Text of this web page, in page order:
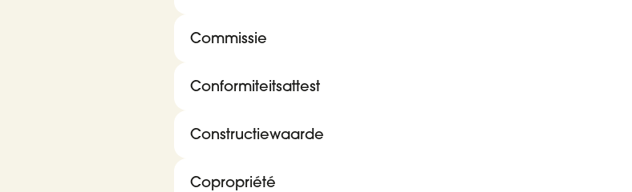
Commissie
Conformiteitsattest
Constructiewaarde
Copropriété